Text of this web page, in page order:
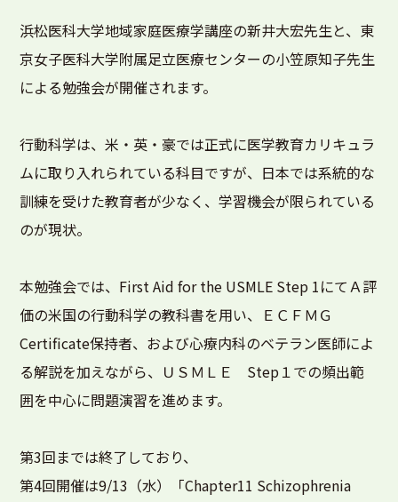
浜松医科大学地域家庭医療学講座の新井大宏先生と、東
京女子医科大学附属足立医療センターの小笠原知子先生
による勉強会が開催されます。
行動科学は、米・英・豪では正式に医学教育カリキュラ
ムに取り入れられている科目ですが、日本では系統的な
訓練を受けた教育者が少なく、学習機会が限られている
のが現状。
本勉強会では、First Aid for the USMLE Step 1にてＡ評
価の米国の行動科学の教科書を用い、ＥＣＦＭＧ
Certificate保持者、および心療内科のベテラン医師によ
る解説を加えながら、ＵＳＭＬＥ Step１での頻出範
囲を中心に問題演習を進めます。
第3回までは終了しており、
第4回開催は9/13（水）「Chapter11 Schizophrenia